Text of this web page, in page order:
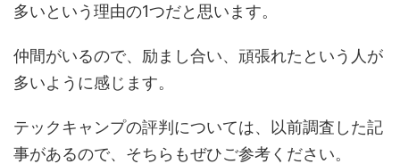
多いという理由の1つだと思います。
仲間がいるので、励まし合い、頑張れたという人が
多いように感じます。
テックキャンプの評判については、以前調査した記
事があるので、そちらもぜひご参考ください。